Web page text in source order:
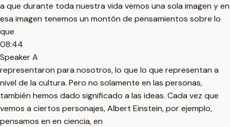
a que durante toda nuestra vida vemos una sola imagen y en
esa imagen tenemos un montón de pensamientos sobre lo
que
08:44
Speaker A
representaron para nosotros, lo que lo que representan a
nivel de la cultura. Pero no solamente en las personas,
también hemos dado significado a las ideas. Cada vez que
vemos a ciertos personajes, Albert Einstein, por ejemplo,
pensamos en en ciencia, en